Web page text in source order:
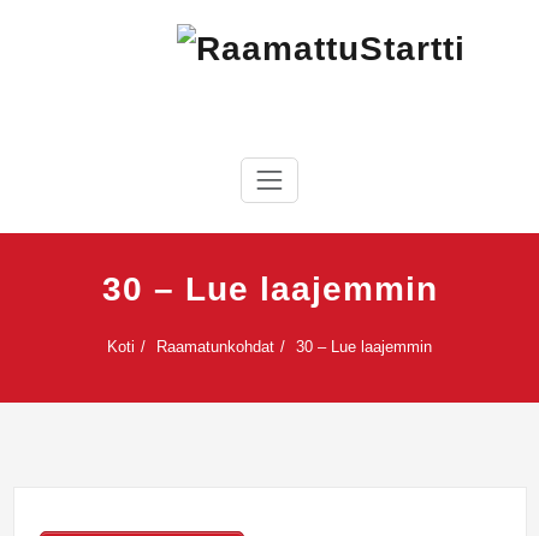
RaamattuStartti
30 – Lue laajemmin
Koti Raamatunkohdat 30 – Lue laajemmin